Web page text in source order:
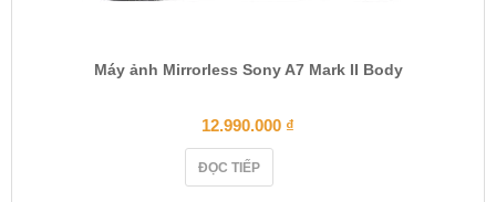
Máy ảnh Mirrorless Sony A7 Mark II Body
12.990.000 ₫
ĐỌC TIẾP